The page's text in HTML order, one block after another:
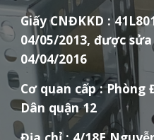
Giấy CNĐKKD :
04/05/2013, được
04/04/2016
Cơ quan cấp : Phòng
Dân quận 12